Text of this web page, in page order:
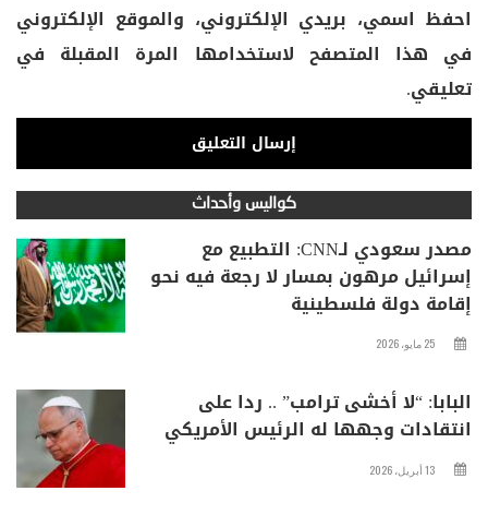
احفظ اسمي، بريدي الإلكتروني، والموقع الإلكتروني
في هذا المتصفح لاستخدامها المرة المقبلة في
تعليقي.
كواليس وأحداث
مصدر سعودي لـCNN: التطبيع مع
إسرائيل مرهون بمسار لا رجعة فيه نحو
إقامة دولة فلسطينية
25 مايو، 2026
البابا: “لا أخشى ترامب” .. ردا على
انتقادات وجهها له الرئيس الأمريكي
13 أبريل، 2026